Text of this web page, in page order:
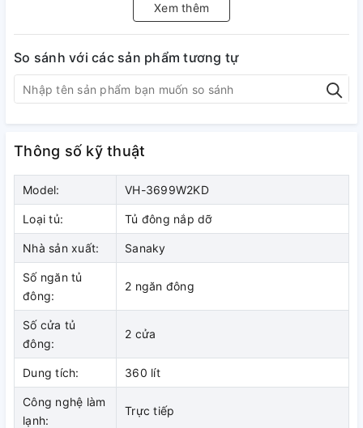
Tủ đông Sanaky VH3699W2KD có thiết kế 1 ngăn đông 1
ngăn mát bảo quản đa dạng các loại thực phẩm
Điểm nổi bật của tủ đông Sanaky
VH3699W2KD
– Công nghệ làm lạnh Compressor tiết kiệm điện năng tiêu
Xem thêm
So sánh với các sản phẩm tương tự
Thông số kỹ thuật
Model: VH-3699W2KD
Loại tủ: Tủ đông nắp dỡ
Nhà sản xuất: Sanaky
Số ngăn tủ
đông:
2 ngăn đông
Số cửa tủ
đông:
2 cửa
Dung tích: 360 lít
Công nghệ làm
lạnh:
Trực tiếp